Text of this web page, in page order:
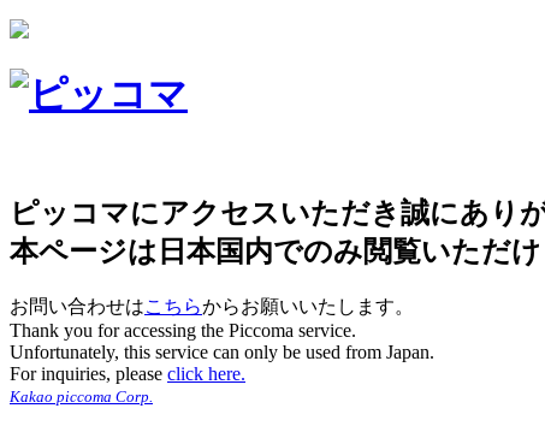
ピッコマにアクセスいただき誠にあり
本ページは日本国内でのみ閲覧いただけ
お問い合わせはこちらからお願いいたします。
Thank you for accessing the Piccoma service.
Unfortunately, this service can only be used from Japan.
For inquiries, please click here.
Kakao piccoma Corp.